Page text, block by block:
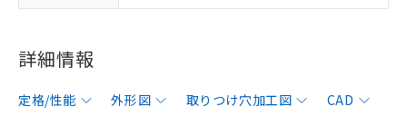
詳細情報
定格/性能 外形図 取りつけ穴加工図
CAD